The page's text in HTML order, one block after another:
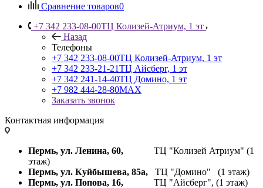
Сравнение товаров0
+7 342 233-08-00ТЦ Колизей-Атриум, 1 эт
Назад
Телефоны
+7 342 233-08-00ТЦ Колизей-Атриум, 1 эт
+7 342 233-21-21ТЦ Айсберг, 1 эт
+7 342 241-14-40ТЦ Домино, 1 эт
+7 982 444-28-80MAX
Заказать звонок
Контактная информация
Пермь, ул. Ленина, 60, ТЦ "Колизей Атриум" (1
этаж)
Пермь, ул. Куйбышева, 85а, ТЦ "Домино" (1 этаж)
Пермь, ул. Попова, 16, ТЦ "Айсберг", (1 этаж)